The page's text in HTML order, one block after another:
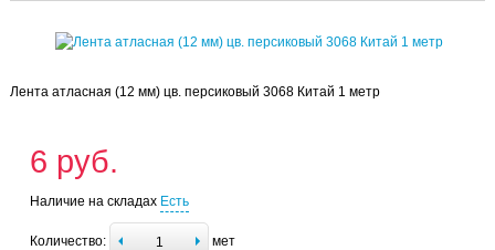
Лента атласная (12 мм) цв. персиковый 3068 Китай 1 метр
6 руб.
Наличие на складах Есть
Количество: мет